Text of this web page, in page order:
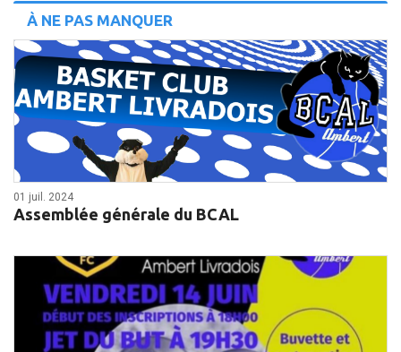
À NE PAS MANQUER
01 juil. 2024
Assemblée générale du BCAL